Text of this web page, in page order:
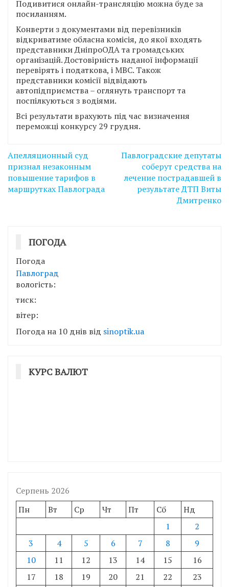
Подивитися онлайн-трансляцію можна буде за
посиланням.
Конверти з документами від перевізників
відкриватиме обласна комісія, до якої входять
представники ДніпроОДА та громадських
організацій. Достовірність наданої інформації
перевірять і податкова, і МВС. Також
представники комісії відвідають
автопідприємства – оглянуть транспорт та
поспілкуються з водіями.
Всі результати врахують під час визначення
переможці конкурсу 29 грудня.
Навігація
записів
Апелляционный суд
признал незаконным
повышение тарифов в
маршрутках Павлограда
Павлоградские депутаты
соберут средства на
лечение пострадавшей в
результате ДТП Виты
Дмитренко
ПОГОДА
Погода
Павлоград
вологість:
тиск:
вітер:
Погода на 10 днів від sinoptik.ua
КУРС ВАЛЮТ
Серпень 2026
Пн
Вт Ср Чт Пт Сб
Нд
1
2
3
4 5 6 7 8
9
10
11 12 13 14 15
16
17
18 19 20 21 22
23